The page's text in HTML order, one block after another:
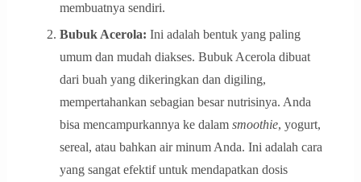
membuatnya sendiri.
Bubuk Acerola: Ini adalah bentuk yang paling
umum dan mudah diakses. Bubuk Acerola dibuat
dari buah yang dikeringkan dan digiling,
mempertahankan sebagian besar nutrisinya. Anda
bisa mencampurkannya ke dalam smoothie, yogurt,
sereal, atau bahkan air minum Anda. Ini adalah cara
yang sangat efektif untuk mendapatkan dosis